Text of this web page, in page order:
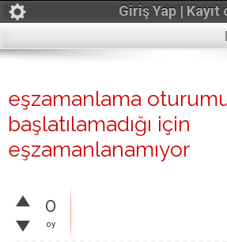
Giriş Yap | Kayıt
eşzamanlama
başlatılamadığı için
eşzamanlanamıyor
0
oy